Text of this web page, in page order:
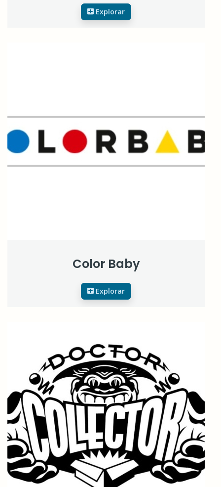
Explorar
Color Baby
Explorar